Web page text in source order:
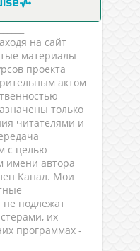
на сайт
материалы
проекта
актом
только
читателями и
с целью
имени автора
Канал. Мои
не подлежат
их
программах -